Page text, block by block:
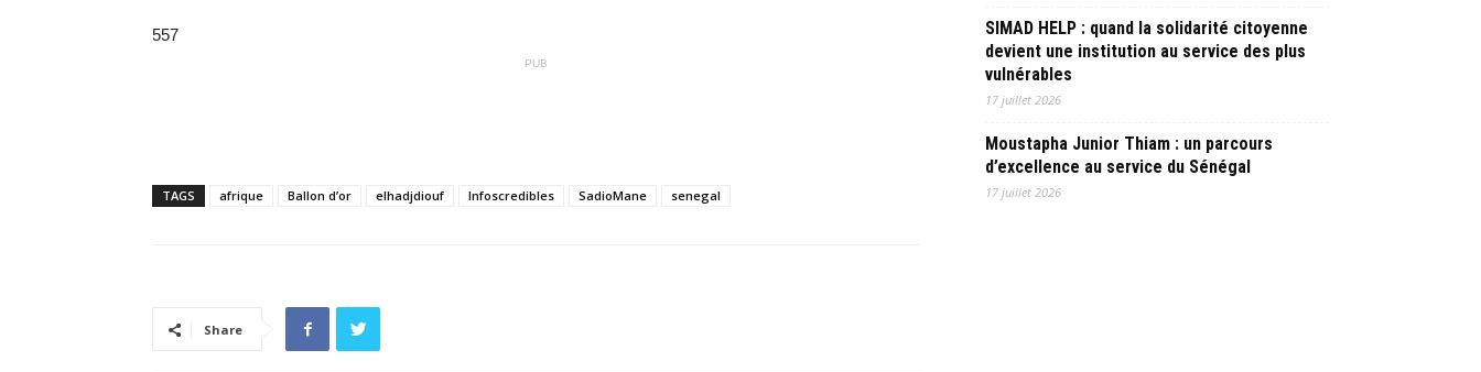
557
PUB
TAGS afrique Ballon d’or elhadjdiouf Infoscredibles SadioMane senegal
Share
SIMAD HELP : quand la solidarité citoyenne
devient une institution au service des plus
vulnérables
17 juillet 2026
Moustapha Junior Thiam : un parcours
d’excellence au service du Sénégal
17 juillet 2026